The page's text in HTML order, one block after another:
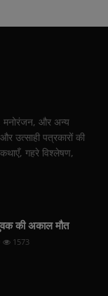
मनोरंजन, और अन्य
उत्साही पत्रकारों की
गहरे विश्लेषण,
की अकाल मौत
1573